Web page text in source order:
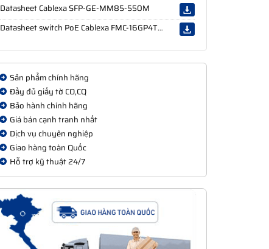
Datasheet Cablexa SFP-GE-MM85-550M
Datasheet switch PoE Cablexa FMC-16GP4TF-L2M
Sản phẩm chính hãng
Đầy đủ giấy tờ CO,CQ
Bảo hành chính hãng
Giá bán cạnh tranh nhất
Dịch vụ chuyên nghiệp
Giao hàng toàn Quốc
Hỗ trợ kỹ thuật 24/7